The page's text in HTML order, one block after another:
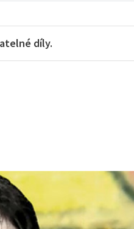
díly.